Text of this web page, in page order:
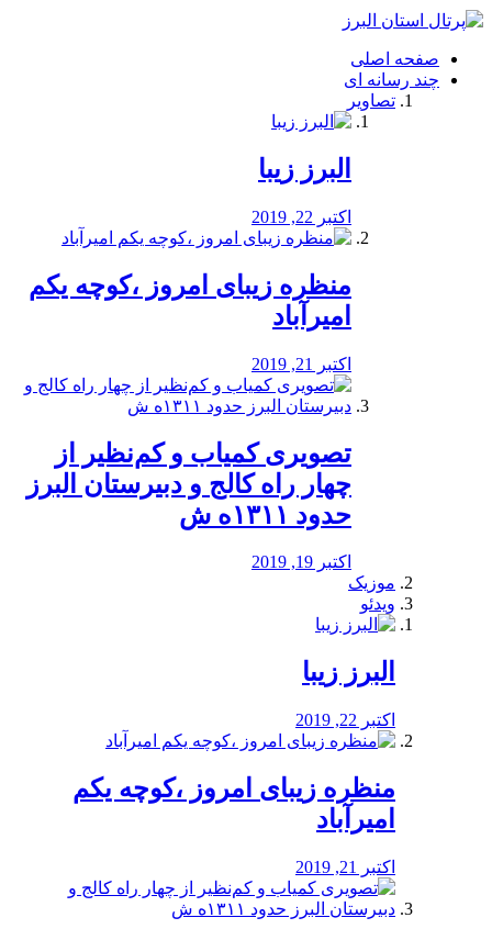
فصد
شرق
تهران
خشکشویی
صفحه اصلی
چند رسانه ای
تصاویر
البرز زیبا
اکتبر 22, 2019
منظره‌‌ زیبای امروز ،کوچه یکم
امیرآباد
اکتبر 21, 2019
️تصویری کمیاب و کم‌نظیر از
چهار راه كالج و دبيرستان البرز
حدود ۱۳۱۱ه ش
اکتبر 19, 2019
موزیک
ویدئو
البرز زیبا
اکتبر 22, 2019
منظره‌‌ زیبای امروز ،کوچه یکم
امیرآباد
اکتبر 21, 2019